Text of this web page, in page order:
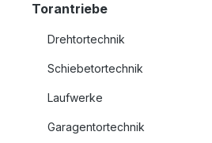
Torantriebe
Drehtortechnik
Schiebetortechnik
Laufwerke
Garagentortechnik